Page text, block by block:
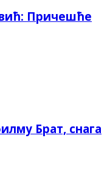
Причешће
Брат, снага